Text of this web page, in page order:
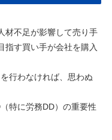
材不足が影響して売り手
指す買い手が会社を購入
行わなければ、思わぬ
特に労務DD）の重要性